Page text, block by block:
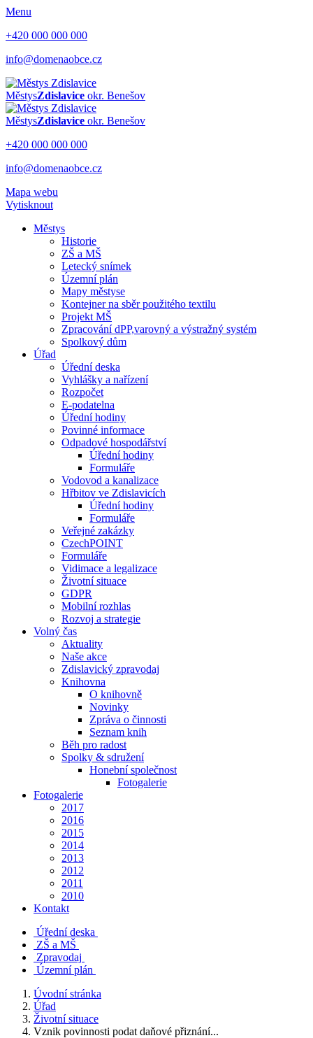
Menu
+420 000 000 000
info@domenaobce.cz
MěstysZdislavice okr. Benešov
MěstysZdislavice okr. Benešov
+420 000 000 000
info@domenaobce.cz
Mapa webu
Vytisknout
Městys
Historie
ZŠ a MŠ
Letecký snímek
Územní plán
Mapy městyse
Kontejner na sběr použitého textilu
Projekt MŠ
Zpracování dPP,varovný a výstražný systém
Spolkový dům
Úřad
Úřední deska
Vyhlášky a nařízení
Rozpočet
E-podatelna
Úřední hodiny
Povinné informace
Odpadové hospodářství
Úřední hodiny
Formuláře
Vodovod a kanalizace
Hřbitov ve Zdislavicích
Úřední hodiny
Formuláře
Veřejné zakázky
CzechPOINT
Formuláře
Vidimace a legalizace
Životní situace
GDPR
Mobilní rozhlas
Rozvoj a strategie
Volný čas
Aktuality
Naše akce
Zdislavický zpravodaj
Knihovna
O knihovně
Novinky
Zpráva o činnosti
Seznam knih
Běh pro radost
Spolky & sdružení
Honební společnost
Fotogalerie
Fotogalerie
2017
2016
2015
2014
2013
2012
2011
2010
Kontakt
Úřední deska
ZŠ a MŠ
Zpravodaj
Územní plán
Úvodní stránka
Úřad
Životní situace
Vznik povinnosti podat daňové přiznání...